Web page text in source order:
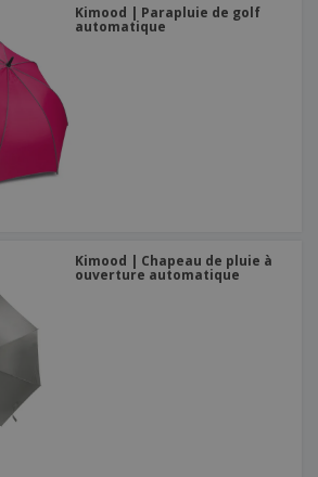
Kimood | Parapluie de golf
automatique
Kimood | Chapeau de pluie à
ouverture automatique